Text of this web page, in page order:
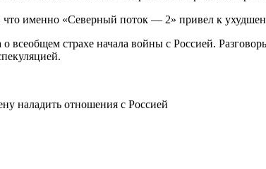
что именно «Северный поток — 2» привел к
о всеобщем страхе начала войны с Россией.